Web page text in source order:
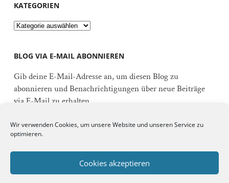
Wir verwenden Cookies, um unsere Website und unseren Service zu
optimieren.
Cookies akzeptieren
KATEGORIEN
Kategorien
BLOG VIA E-MAIL ABONNIEREN
Gib deine E-Mail-Adresse an, um diesen Blog zu
abonnieren und Benachrichtigungen über neue Beiträge
via E-Mail zu erhalten.
Mail-
Adresse